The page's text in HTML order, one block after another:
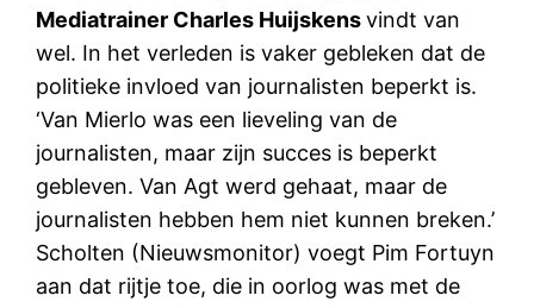
Mediatrainer Charles Huijskensvindt van
wel. In het verleden is vaker gebleken dat de
politieke invloed van journalisten beperkt is.
‘Van Mierlo was een lieveling van de
journalisten, maar zijn succes is beperkt
gebleven. Van Agt werd gehaat, maar de
journalisten hebben hem niet kunnen breken.’
Scholten (Nieuwsmonitor) voegt Pim Fortuyn
aan dat rijtje toe, die in oorlog was met de